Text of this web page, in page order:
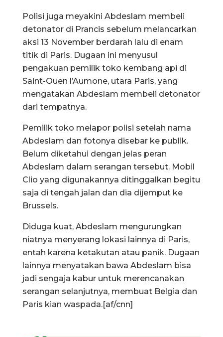
Polisi juga meyakini Abdeslam membeli
detonator di Prancis sebelum melancarkan
aksi 13 November berdarah lalu di enam
titik di Paris. Dugaan ini menyusul
pengakuan pemilik toko kembang api di
Saint-Ouen l’Aumone, utara Paris, yang
mengatakan Abdeslam membeli detonator
dari tempatnya.
Pemilik toko melapor polisi setelah nama
Abdeslam dan fotonya disebar ke publik.
Belum diketahui dengan jelas peran
Abdeslam dalam serangan tersebut. Mobil
Clio yang digunakannya ditinggalkan begitu
saja di tengah jalan dan dia dijemput ke
Brussels.
Diduga kuat, Abdeslam mengurungkan
niatnya menyerang lokasi lainnya di Paris,
entah karena ketakutan atau panik. Dugaan
lainnya menyatakan bawa Abdeslam bisa
jadi sengaja kabur untuk merencanakan
serangan selanjutnya, membuat Belgia dan
Paris kian waspada.[af/cnn]